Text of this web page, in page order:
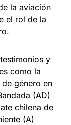
la aviación
el rol de la
y
como la
género en
(AD)
chilena de
(A)